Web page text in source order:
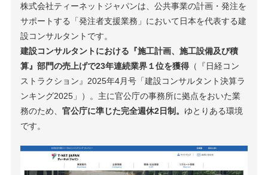
株式会社ティーネットジャパンは、公共事業の計画・発注を
サポートする「発注者支援業務」において日本を代表する建
設コンサルタントです。
建設コンサルタントにおける『施工計画、施工設備及び積
算』部門の売上げで23年連続業界１位を獲得 （『日経コン
ストラクション』2025年4月号「建設コンサルタント決算ラ
ンキング2025」）。主に官公庁の事務所に拠点をおいた業
務のため、官公庁に準じた完全週休2日制。 ゆとりある環境
です。